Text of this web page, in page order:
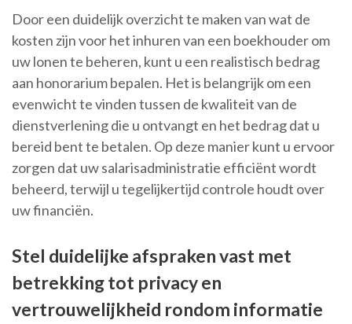
Door een duidelijk overzicht te maken van wat de
kosten zijn voor het inhuren van een boekhouder om
uw lonen te beheren, kunt u een realistisch bedrag
aan honorarium bepalen. Het is belangrijk om een
evenwicht te vinden tussen de kwaliteit van de
dienstverlening die u ontvangt en het bedrag dat u
bereid bent te betalen. Op deze manier kunt u ervoor
zorgen dat uw salarisadministratie efficiënt wordt
beheerd, terwijl u tegelijkertijd controle houdt over
uw financiën.
Stel duidelijke afspraken vast met
betrekking tot privacy en
vertrouwelijkheid rondom informatie